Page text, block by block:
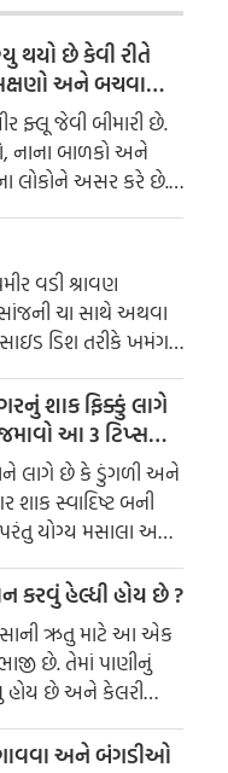
હતું.
અને બચવાના
ફ્લૂ જેવી બીમારી છે.
બાળકો અને
લોકોને અસર કરે છે.
જ મૃત્યુનું કારણ બને
ઇન્ક્યુબેશન
લક્ષણો સામાન્ય
દિવસ સુધી જોવા મળે
ઓર્ગેનાઇઝેશન
ડેન્ગ્યુ અને ગંભીર
ભાગમાં વહેંચ્યો છે.
શ્રાવણ
ચા સાથે અથવા
ડિશ તરીકે ખમંગ
એકદમ સ્વાદિષ્ટ લાગે
સરળ અને ચટપટી
દરેક સભ્યને
પસંદ આવશે. સામગ્રી
શાક ફિક્કું લાગે
આ 3 ટિપ્સ
શાક કેવી રીતે
લાગે છે કે ડુંગળી અને
સ્વાદિષ્ટ બની
યોગ્ય મસાલા અને
વઘાર કરવાથી શાકના
ફરક પડી શકે છે.
કિચન ટ્રિક્સની
શાકને સ્વાદિષ્ટ
છો.
કરવું હેલ્ધી હોય છે ?
ઋતુ માટે આ એક
છે. તેમાં પાણીનું
હોય છે અને કેલરી
છે. તે હલકું હોય છે
જાળવવામાં
અને બંગડીઓ